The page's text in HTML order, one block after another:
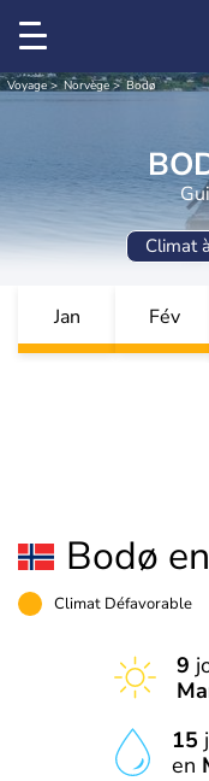
Voyage Norvège Bodø
Climat
Jan Fév
Bodø en
Climat Défavorable
9
15
en